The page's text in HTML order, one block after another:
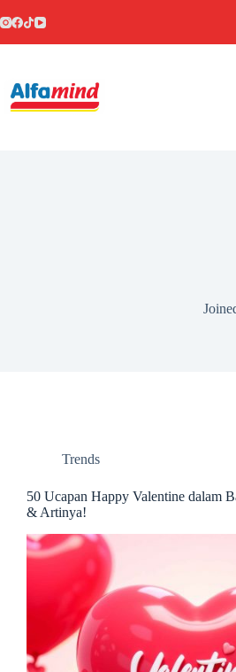
Trends
50 Ucapan Happy Valentine dalam
& Artinya!